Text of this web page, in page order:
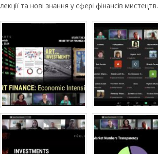
лекції та нові знання у сфері фінансів мистецтв.